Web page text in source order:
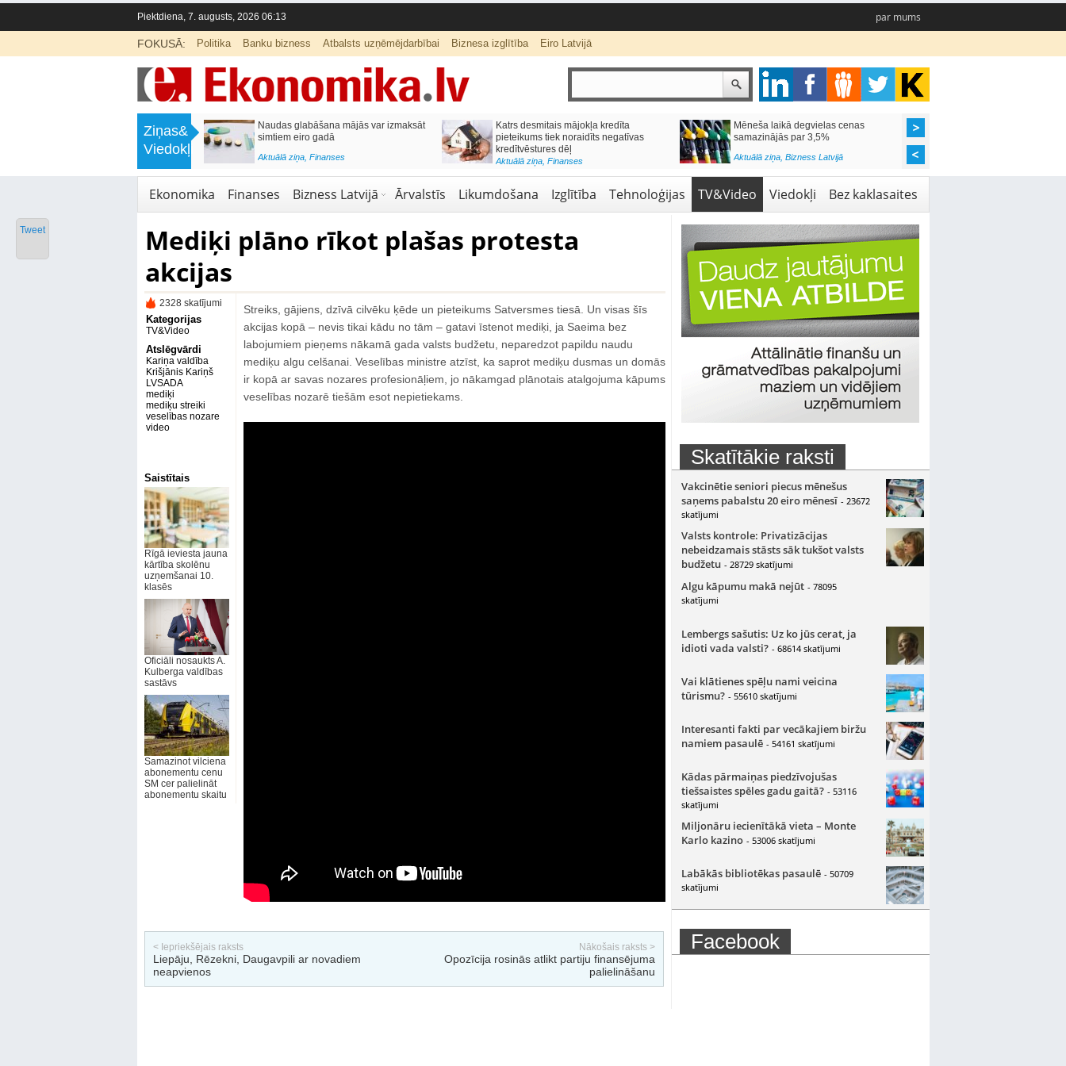
Piektdiena, 7. augusts, 2026 06:13 par mums
FOKUSĀ: Politika Banku bizness Atbalsts uzņēmējdarbībai Biznesa izglītība Eiro Latvijā
Ziņas&
Viedokļi
Septiņos mēnešos Vivi vilcienos
pārvadāti 12 miljoni pasažieru; jūlijā
Naudas glabāšana mājās var izmaksāt
simtiem eiro gadā
Aktuālā ziņa, Finanses
Katrs desmitais mājokļa kredīta
pieteikums tiek noraidīts negatīvas
kredītvēstures dēļ
Aktuālā ziņa, Finanses
Mēneša laikā degvielas cenas
samazinājās par 3,5%
Aktuālā ziņa, Bizness Latvijā
Ekonomika Finanses Bizness Latvijā Ārvalstīs Likumdošana Izglītība Tehnoloģijas TV&Video Viedokļi Bez kaklasaites
Mediķi plāno rīkot plašas protesta
akcijas
2328 skatījumi
Kategorijas
TV&Video
Atslēgvārdi
Kariņa valdība
Krišjānis Kariņš
LVSADA
mediķi
mediķu streiki
veselības nozare
video
Saistītais
Rīgā ieviesta jauna
kārtība skolēnu
uzņemšanai 10.
klasēs
Oficiāli nosaukts A.
Kulberga valdības
sastāvs
Samazinot vilciena
abonementu cenu
SM cer palielināt
abonementu skaitu
Streiks, gājiens, dzīvā cilvēku ķēde un pieteikums Satversmes tiesā. Un visas šīs
akcijas kopā – nevis tikai kādu no tām – gatavi īstenot mediķi, ja Saeima bez
labojumiem pieņems nākamā gada valsts budžetu, neparedzot papildu naudu
mediķu algu celšanai. Veselības ministre atzīst, ka saprot mediķu dusmas un domās
ir kopā ar savas nozares profesionāļiem, jo nākamgad plānotais atalgojuma kāpums
veselības nozarē tiešām esot nepietiekams.
< Iepriekšējais raksts
Liepāju, Rēzekni, Daugavpili ar novadiem
neapvienos
Nākošais raksts >
Opozīcija rosinās atlikt partiju finansējuma
palielināšanu
Skatītākie raksti
Vakcinētie seniori piecus mēnešus
saņems pabalstu 20 eiro mēnesī - 23672
skatījumi
Valsts kontrole: Privatizācijas
nebeidzamais stāsts sāk tukšot valsts
budžetu - 28729 skatījumi
Algu kāpumu makā nejūt - 78095
skatījumi
Lembergs sašutis: Uz ko jūs cerat, ja
idioti vada valsti? - 68614 skatījumi
Vai klātienes spēļu nami veicina
tūrismu? - 55610 skatījumi
Interesanti fakti par vecākajiem biržu
namiem pasaulē - 54161 skatījumi
Kādas pārmaiņas piedzīvojušas
tiešsaistes spēles gadu gaitā? - 53116
skatījumi
Miljonāru iecienītākā vieta – Monte
Karlo kazino - 53006 skatījumi
Labākās bibliotēkas pasaulē - 50709
skatījumi
Facebook
Tweet